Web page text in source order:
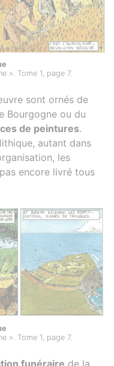
». Tome 1, page 7.
sont ornés de
Bourgogne ou du
de peintures.
autant dans
les
encore livré tous
». Tome 1, page 7.